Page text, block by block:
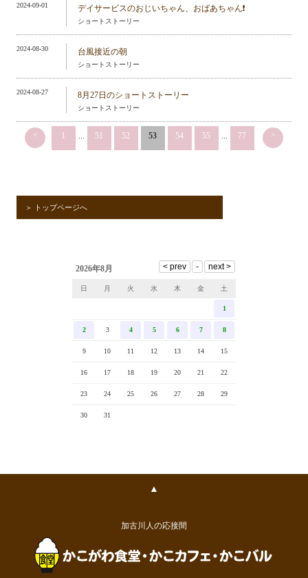
2024-09-01 デイサービスのおじいちゃん、おばあちゃん❗️
ショートストーリー
2024-08-30 台風接近の朝
ショートストーリー
2024-08-27 8月27日のショートストーリー
ショートストーリー
< 1 51 52 53 54 55 77 >
＞ トップページへ
2026年8月
日 月 火 水 木 金 土
1
2 3 4 5 6 7 8
9 10 11 12 13 14 15
16 17 18 19 20 21 22
23 24 25 26 27 28 29
30 31
▲
加古川人の応接間